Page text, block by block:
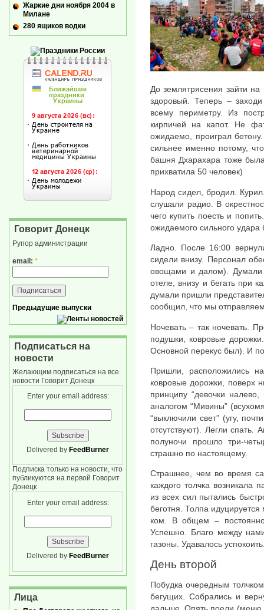
До землятрясения зайти
здоровый. Теперь –
всему периметру. Из
кирпичей на капот. Не
ожидаемо, проиграл
сильнее именно потому,
башня Дхарахара тоже
прихватила 50 человек)
Народ сидел, бродил.
слушали радио. В
чего купить поесть и
ожидаемого сильного
Ладно. После 16:00
сидели внизу. Персонал
овощами и далом). Думали
отеле, внизу и бегать при
думали пришли
сообщил, что мы
Ночевать – так ночевать.
подушки, ковровые
Основной перекус был). И
Пришли, расположились
ковровые дорожки, поверх
принципу “девочки
аналогом “Мивины”
“выключили свет” (угу,
отсутствуют). Легли
полуночи прошло три-
страшно по настоящему.
Страшнее, чем во время
каждого толчка возникала
из всех сил пытались
беготня. Толпа
ком. В общем – постоянно
Успешно. Благо между
газоны. Удавалось
День второй
Побудка очередным
бегущих. Собрались и
Жаркие дни ноября 2004 в
Милане
280 ящиков водки
Говорит Донецк
Рупор администрации
email: *
Предыдущие выпуски
Подписаться на
новости
Желающим подписаться на все
новости Говорит Донецк
Enter your email address:
Delivered by FeedBurner
Подписка только на новости, что
публикуются на первой Говорит
Донецк
Enter your email address:
Delivered by FeedBurner
Лица